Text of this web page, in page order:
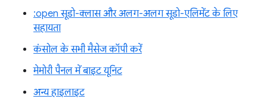
:open सूडो-क्लास और अलग-अलग सूडो-एलिमेंट के लिए
सहायता
कंसोल के सभी मैसेज कॉपी करें
मेमोरी पैनल में बाइट यूनिट
अन्य हाइलाइट